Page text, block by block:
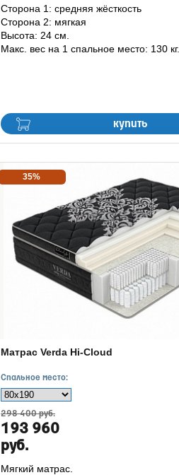
купить
Сторона 1: средняя жёсткость
Сторона 2: мягкая
Высота: 24 см.
Макс. вес на 1 спальное место: 130 кг.
35%
Матрас Verda Hi-Cloud
Спальное место:
298 400 руб.
193 960
руб.
Мягкий матрас.